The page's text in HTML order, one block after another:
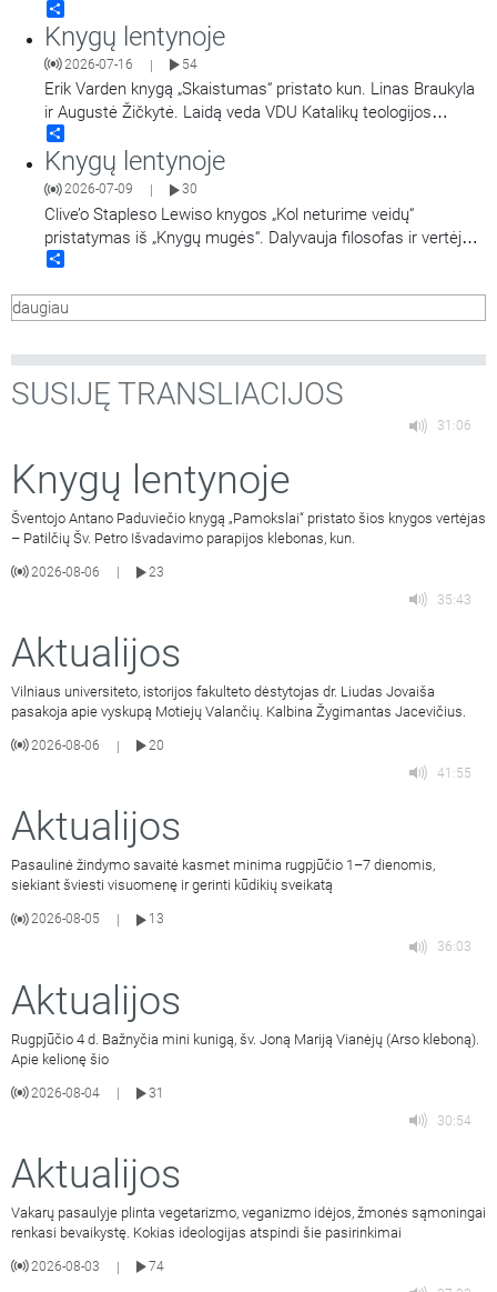
instituto Austrijoje profesorius, psichiatras,
daktaras Gintautas Vaitoška ir VDU Katalikų teologijos
fakulteto dėstytoja Milda Vitkutė.
Knygų lentynoje
2026-07-16 | 54
Erik Varden knygą „Skaistumas“ pristato kun. Linas Braukyla
ir Augustė Žičkytė. Laidą veda VDU Katalikų teologijos
fakulteto dėstytoja Milda Vitkutė.
Knygų lentynoje
2026-07-09 30
Clive’o Stapleso Lewiso knygos „Kol neturime veidų“
pristatymas iš „Knygų mugės“. Dalyvauja filosofas ir vertėjas
Naglis Kardelis, VDU Katalikų teologijos fakulteto
Gediminas Zelvaras.
daugiau
SUSIJĘ TRANSLIACIJOS
31:06
Knygų lentynoje
Šventojo Antano Paduviečio knygą „Pamokslai“ pristato šios knygos vertėjas
– Patilčių Šv. Petro Išvadavimo parapijos klebonas, kun.
2026-08-06
23
35:43
Aktualijos
Vilniaus universiteto, istorijos fakulteto dėstytojas dr. Liudas Jovaiša
pasakoja apie vyskupą Motiejų Valančių. Kalbina Žygimantas Jacevičius.
2026-08-06 |
20
41:55
Aktualijos
Pasaulinė žindymo savaitė kasmet minima rugpjūčio 1–7 dienomis,
siekiant šviesti visuomenę ir gerinti kūdikių sveikatą
2026-08-05
13
36:03
Aktualijos
Rugpjūčio 4 d. Bažnyčia mini kunigą, šv. Joną Mariją Vianėjų (Arso kleboną).
Apie kelionę šio
2026-08-04
31
30:54
Aktualijos
Vakarų pasaulyje plinta vegetarizmo, veganizmo idėjos, žmonės sąmoningai
renkasi bevaikystę. Kokias ideologijas atspindi šie pasirinkimai
2026-08-03 |
74